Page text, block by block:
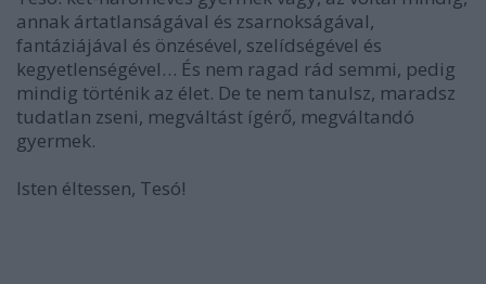
annak ártatlanságával és zsarnokságával,
fantáziájával és önzésével, szelídségével és
kegyetlenségével… És nem ragad rád semmi, pedig
mindig történik az élet. De te nem tanulsz, maradsz
tudatlan zseni, megváltást ígérő, megváltandó
gyermek.
Isten éltessen, Tesó!